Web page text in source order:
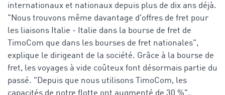
internationaux et nationaux depuis plus de dix ans déjà.
"Nous trouvons même davantage d'offres de fret pour
les liaisons Italie - Italie dans la bourse de fret de
TimoCom que dans les bourses de fret nationales",
explique le dirigeant de la société. Grâce à la bourse de
fret, les voyages à vide coûteux font désormais partie du
passé. "Depuis que nous utilisons TimoCom, les
capacités de notre flotte ont augmenté de 30 %",